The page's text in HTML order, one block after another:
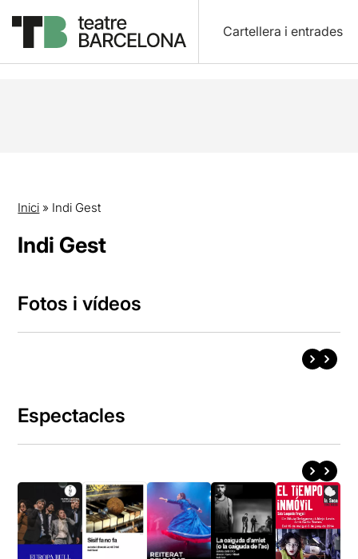
Cartellera i entrades
Inici » Indi Gest
Indi Gest
Fotos i vídeos
Espectacles